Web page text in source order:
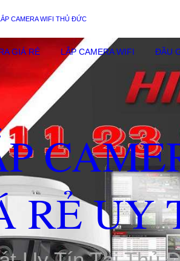
CAMERA WIFI THỦ ĐỨC
GIÁ RẺ LẮP CAMERA WIFI ĐẦU
RẺ UY